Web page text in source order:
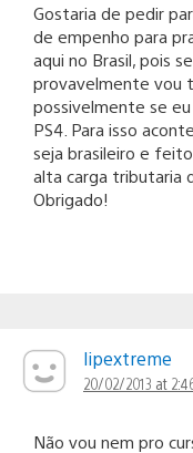
Gostaria de pedir
de empenho para
aqui no Brasil, pois
provavelmente vou
possivelmente se
PS4. Para isso
seja brasileiro e
alta carga tributaria
Obrigado!
lipextreme
20/02/2013 at
Não vou nem pro